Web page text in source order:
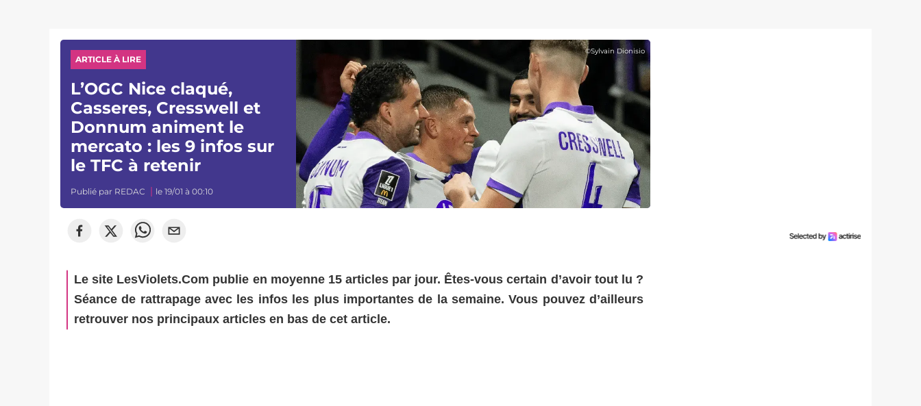
©Sylvain Dionisio
ARTICLE À LIRE
L’OGC Nice claqué,
Casseres, Cresswell et
Donnum animent le
mercato : les 9 infos sur
le TFC à retenir
Publié par REDAC le 19/01 à 00:10
Le site LesViolets.Com publie en moyenne 15 articles par jour. Êtes-vous certain d’avoir tout lu ?
Séance de rattrapage avec les infos les plus importantes de la semaine. Vous pouvez d’ailleurs
retrouver nos principaux articles en bas de cet article.